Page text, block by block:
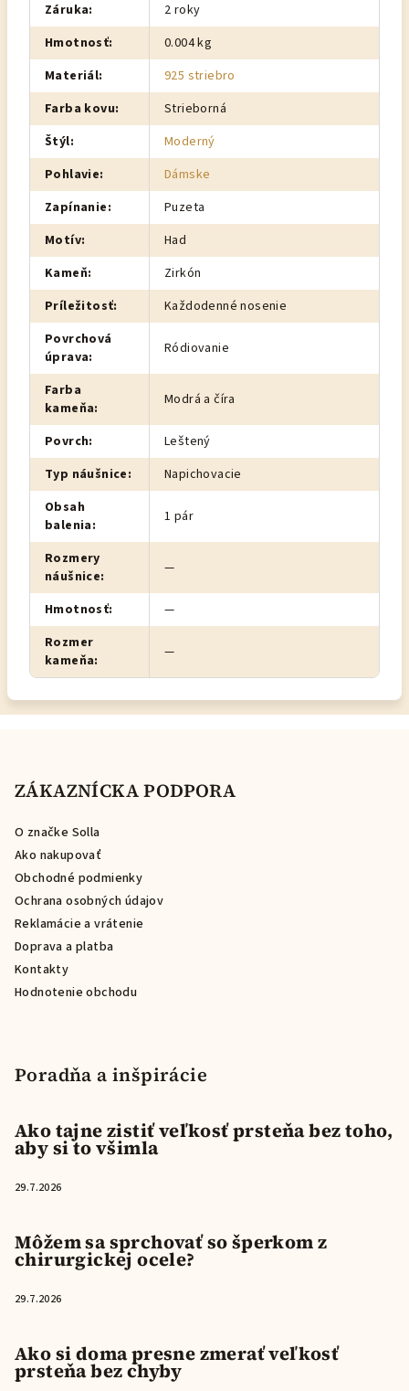
Záruka:
2 roky
Hmotnosť:
0.004 kg
Materiál:
925 striebro
Farba kovu:
Strieborná
Štýl:
Moderný
Pohlavie:
Dámske
Zapínanie:
Puzeta
Motív:
Had
Kameň:
Zirkón
Príležitosť:
Každodenné nosenie
Povrchová
úprava: Ródiovanie
Farba
kameňa: Modrá a číra
Povrch:
Leštený
Typ náušnice:
Napichovacie
Obsah
balenia: 1 pár
Rozmery
náušnice: —
Hmotnosť:
—
Rozmer
kameňa: —
ZÁKAZNÍCKA PODPORA
O značke Solla
Ako nakupovať
Obchodné podmienky
Ochrana osobných údajov
Reklamácie a vrátenie
Doprava a platba
Kontakty
Hodnotenie obchodu
Poradňa a inšpirácie
Ako tajne zistiť veľkosť prsteňa bez toho,
aby si to všimla
29.7.2026
Môžem sa sprchovať so šperkom z
chirurgickej ocele?
29.7.2026
Ako si doma presne zmerať veľkosť
prsteňa bez chyby